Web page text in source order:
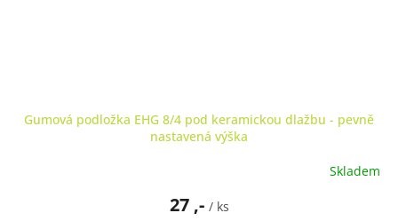
Gumová podložka EHG 8/4 pod keramickou dlažbu - pevně
nastavená výška
Skladem
27 ,- / ks